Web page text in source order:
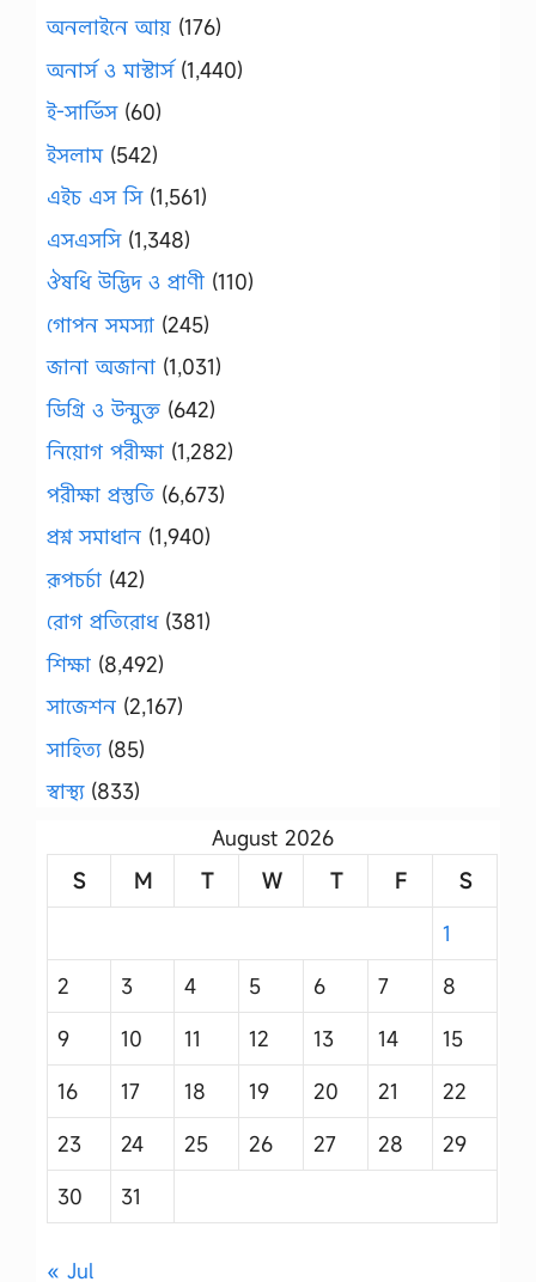
অনলাইনে আয় (176)
অনার্স ও মাস্টার্স(1,440)
ই-সার্ভিস(60)
ইসলাম(542)
এইচ এস সি(1,561)
এসএসসি(1,348)
ঔষধি উদ্ভিদ ও প্রাণী (110)
গোপন সমস্যা (245)
জানা অজানা (1,031)
ডিগ্রি ও উন্মুক্ত (642)
নিয়োগ পরীক্ষা (1,282)
পরীক্ষা প্রস্তুতি (6,673)
প্রশ্ন সমাধান (1,940)
রূপচর্চা (42)
রোগ প্রতিরোধ(381)
শিক্ষা (8,492)
সাজেশন (2,167)
সাহিত্য(85)
স্বাস্থ্য(833)
August 2026
S
M T W T F
S
1
2
3 4 5 6 7
8
9
10 11 12 13 14
15
16
17 18 19 20 21
22
23
24 25 26 27 28
29
30
31
« Jul